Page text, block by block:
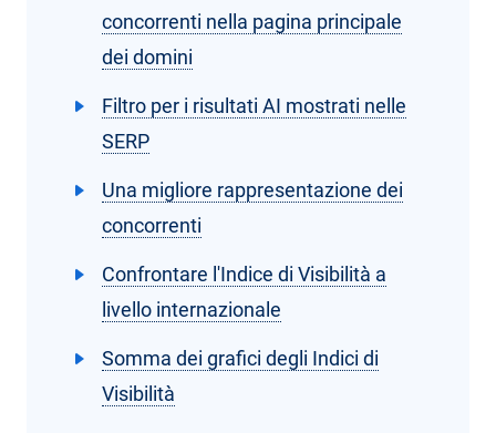
concorrenti nella pagina principale
dei domini
Filtro per i risultati AI mostrati nelle
SERP
Una migliore rappresentazione dei
concorrenti
Confrontare l'Indice di Visibilità a
livello internazionale
Somma dei grafici degli Indici di
Visibilità